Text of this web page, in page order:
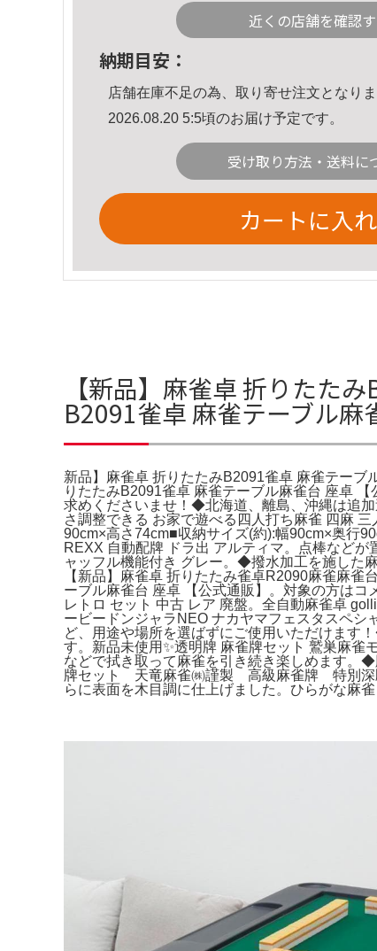
近くの店舗を確認
納期目安：
店舗在庫不足の為、取り寄せ注文となりま
2026.08.20 5:5頃のお届け予定です。
受け取り方法・送料に
カートに入
【新品】麻雀卓 折りたた
B2091雀卓 麻雀テーブル麻
新品】麻雀卓 折りたたみB2091雀卓 麻雀テーブ
りたたみB2091雀卓 麻雀テーブル麻雀台 座卓
求めくださいませ！◆北海道、離島、沖縄は追
さ調整できる お家で遊べる四人打ち麻雀 四麻
90cm×高さ74cm■収納サイズ(約):幅90cm×奥行
REXX 自動配牌 ドラ出 アルティマ。点棒など
ャッフル機能付き グレー。◆撥水加工を施した
【新品】麻雀卓 折りたたみ雀卓R2090麻雀麻
ーブル麻雀台 座卓 【公式通販】。対象の方は
レトロ セット 中古 レア 廃盤。全自動麻雀卓
ービードンジャラNEO ナカヤマフェスタスペ
ど、用途や場所を選ばずにご使用いただけます
す。新品未使用✨透明牌 麻雀牌セット 鷲巣麻雀
などで拭き取って麻雀を引き続き楽しめます。
牌セット 天竜麻雀㈱謹製 高級麻雀牌 特別深
らに表面を木目調に仕上げました。ひらがな麻